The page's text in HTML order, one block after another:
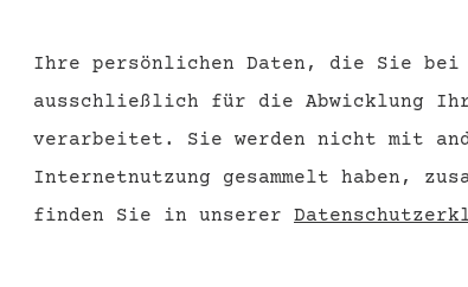
Widerrufsrecht
Ihre persönlichen Daten, die Sie bei
ausschließlich für die Abwicklung
verarbeitet. Sie werden nicht mit
Internetnutzung gesammelt haben,
finden Sie in unserer